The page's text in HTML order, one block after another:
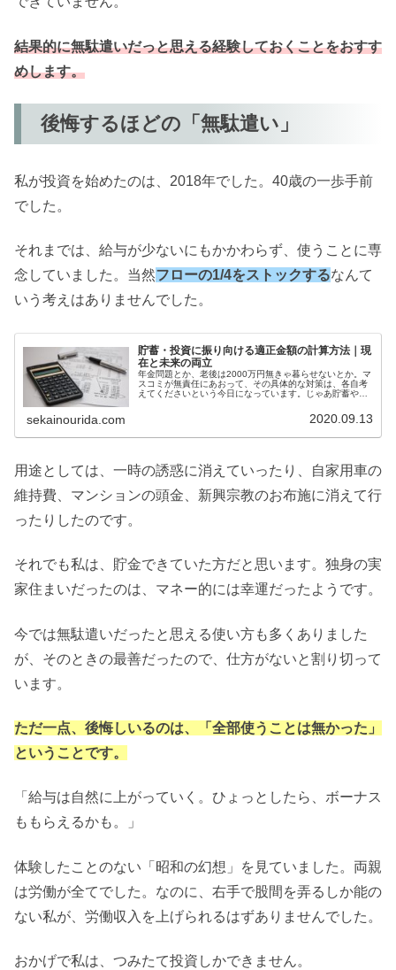
結果的に無駄遣いだっと思える経験しておくことをおすす
めします。
後悔するほどの「無駄遣い」
私が投資を始めたのは、2018年でした。40歳の一歩手前
でした。
それまでは、給与が少ないにもかかわらず、使うことに専
念していました。当然フローの1/4をストックするなんて
いう考えはありませんでした。
貯蓄・投資に振り向ける適正金額の計算方法｜現
在と未来の両立
年金問題とか、老後は2000万円無きゃ暮らせないとか。マ
スコミが無責任にあおって、その具体的な対策は、各自考
えてくださいという今日になっています。じゃあ貯蓄や投
りしないか不安です。金額の物差しについて、ご紹介しま
sekainourida.com 2020.09.13
用途としては、一時の誘惑に消えていったり、自家用車の
維持費、マンションの頭金、新興宗教のお布施に消えて行
ったりしたのです。
それでも私は、貯金できていた方だと思います。独身の実
家住まいだったのは、マネー的には幸運だったようです。
今では無駄遣いだったと思える使い方も多くありました
が、そのときの最善だったので、仕方がないと割り切って
います。
ただ一点、後悔しいるのは、「全部使うことは無かった」
ということです。
「給与は自然に上がっていく。ひょっとしたら、ボーナス
ももらえるかも。」
体験したことのない「昭和の幻想」を見ていました。両親
は労働が全てでした。なのに、右手で股間を弄るしか能の
ない私が、労働収入を上げられるはずありませんでした。
おかげで私は、つみたて投資しかできません。